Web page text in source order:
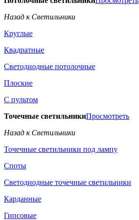
Назад к Светильники
Круглые
Квадратные
Светодиодные потолочные
Плоские
С пультом
Точечные светильникиПросмотреть
Назад к Светильники
Точечные светильники под лампу
Споты
Светодиодные точечные светильники
Карданные
Гипсовые